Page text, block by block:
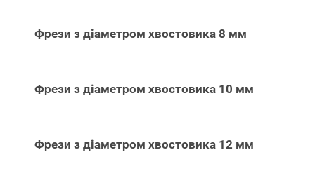
Фрези з діаметром хвостовика 8 мм
Фрези з діаметром хвостовика 10 мм
Фрези з діаметром хвостовика 12 мм